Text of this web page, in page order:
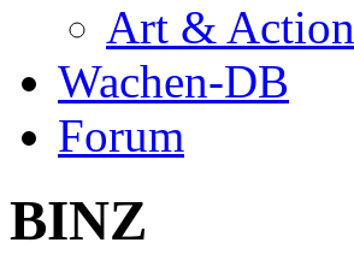
Art & Action
Wachen-DB
Forum
BINZ